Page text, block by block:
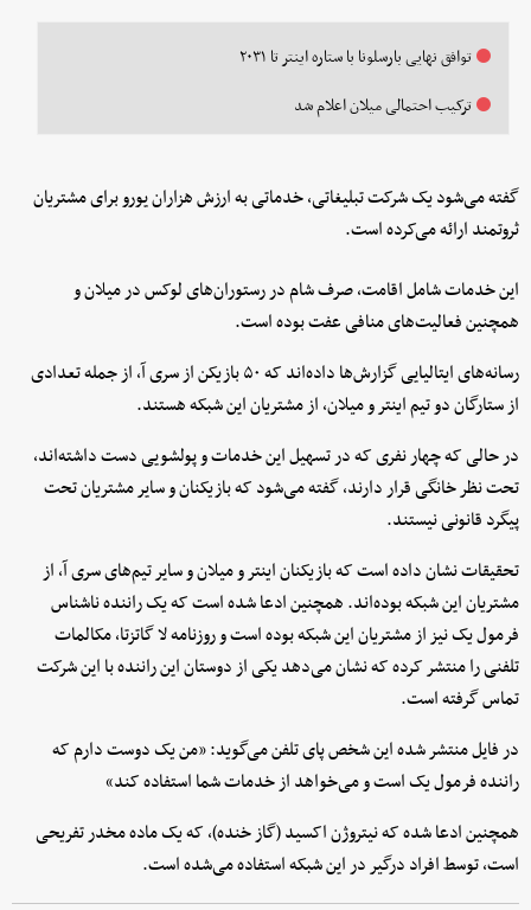
توافق نهایی بارسلونا با ستاره اینتر تا ۲۰۳۱
ترکیب احتمالی میلان اعلام شد
گفته می‌شود یک شرکت تبلیغاتی، خدماتی به ارزش هزاران یورو برای مشتریان
ثروتمند ارائه می‌کرده است.
این خدمات شامل اقامت، صرف شام در رستوران‌های لوکس در میلان و
همچنین فعالیت‌‌های منافی عفت بوده است.
رسانه‌های ایتالیایی گزارش‌ها داده‌اند که ۵۰ بازیکن از سری آ، از جمله تعدادی
از ستارگان دو تیم اینتر و میلان، از مشتریان این شبکه هستند.
در حالی که چهار نفری که در تسهیل این خدمات و پولشویی دست داشته‌اند،
تحت نظر خانگی قرار دارند، گفته می‌شود که بازیکنان و سایر مشتریان تحت
پیگرد قانونی نیستند.
تحقیقات نشان داده است که بازیکنان اینتر و میلان و سایر تیم‌های سری آ، از
مشتریان این شبکه بوده‌اند. همچنین ادعا شده است که یک راننده ناشناس
فرمول یک نیز از مشتریان این شبکه بوده است و روزنامه لا گاتزتا، مکالمات
تلفنی را منتشر کرده که نشان می‌دهد یکی از دوستان این راننده با این شرکت
تماس گرفته است.
در فایل منتشر شده این شخص پای تلفن می‌گوید: «من یک دوست دارم که
راننده فرمول یک است و می‌خواهد از خدمات شما استفاده کند»
همچنین ادعا شده که نیتروژن اکسید (گاز خنده)، که یک ماده مخدر تفریحی
است، توسط افراد درگیر در این شبکه استفاده می‌شده است.